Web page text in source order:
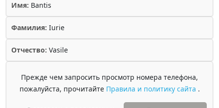
Имя: Bantis
Фамилия: Iurie
Отчество: Vasile
Прежде чем запросить просмотр номера телефона,
пожалуйста, прочитайте Правила и политику сайта .